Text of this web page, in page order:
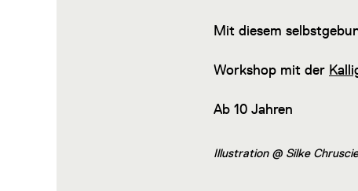
Mit diesem
Workshop mit der
Ab 10 Jahren
Illustration @ Silke